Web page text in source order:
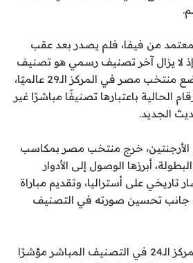
من فيفا، فلم يصدر بعد عقب
إذ لا يزال آخر تصنيف رسمي هو تصنيف
11 يونيو 2026، والذي وضع منتخب مصر في المركز الـ29 عالميًا،
الحالية باعتبارها تصنيفًا مباشرًا غير
الجديد.
الأرجنتين، خرج منتخب مصر بمكاسب
أبرزها الوصول إلى الأدوار
تاريخي على أستراليا، وتقديم مباراة
جانب تحسين صورته في التصنيف
ويُعد وصول مصر إلى المركز الـ24 في التصنيف المباشر مؤشرًا